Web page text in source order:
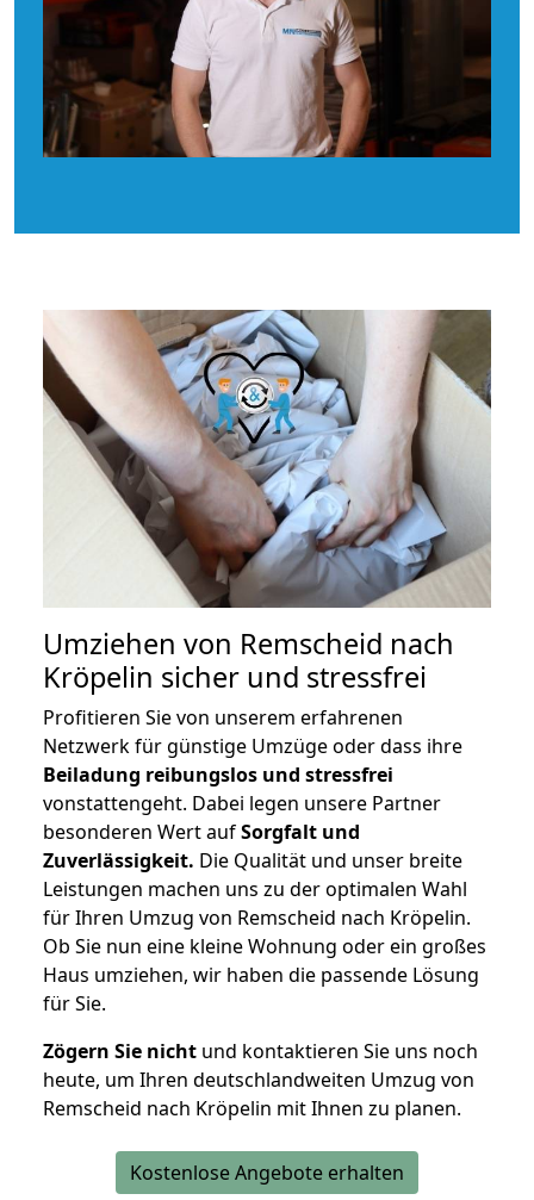
Umziehen von Remscheid nach
Kröpelin sicher und stressfrei
Profitieren Sie von unserem erfahrenen
Netzwerk für günstige Umzüge oder dass ihre
Beiladung reibungslos und stressfrei
vonstattengeht. Dabei legen unsere Partner
besonderen Wert aufSorgfalt und
Zuverlässigkeit. Die Qualität und unser breite
Leistungen machen uns zu der optimalen Wahl
für Ihren Umzug von Remscheid nach Kröpelin.
Ob Sie nun eine kleine Wohnung oder ein großes
Haus umziehen, wir haben die passende Lösung
für Sie.
Zögern Sie nicht und kontaktieren Sie uns noch
heute, um Ihren deutschlandweiten Umzug von
Remscheid nach Kröpelin mit Ihnen zu planen.
Kostenlose Angebote erhalten